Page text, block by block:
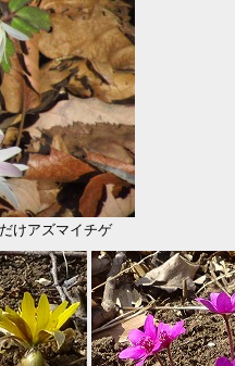
けアズマイチゲ